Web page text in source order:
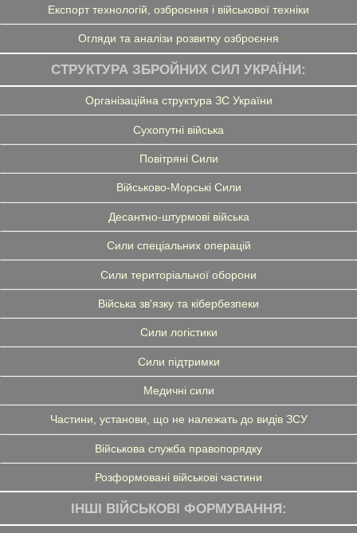
Експорт технологій, озброєння і військової техніки
Огляди та аналізи розвитку озброєння
СТРУКТУРА ЗБРОЙНИХ СИЛ УКРАЇНИ:
Організаційна структура ЗС України
Сухопутні війська
Повітряні Сили
Військово-Морські Сили
Десантно-штурмові війська
Сили спеціальних операцій
Сили територіальної оборони
Війська зв'язку та кібербезпеки
Сили логістики
Сили підтримки
Медичні сили
Частини, установи, що не належать до видів ЗСУ
Військова служба правопорядку
Розформовані військові частини
ІНШІ ВІЙСЬКОВІ ФОРМУВАННЯ: